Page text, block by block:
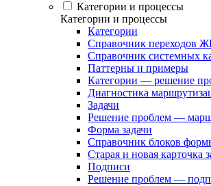
Категории и процессы
Категории и процессы
Категории
Справочник переходов
Справочник системных
Паттерны и примеры
Категории — решение
Диагностика
Задачи
Решение проблем —
Форма задачи
Справочник блоков
Старая и новая карточка
Подписи
Решение проблем —